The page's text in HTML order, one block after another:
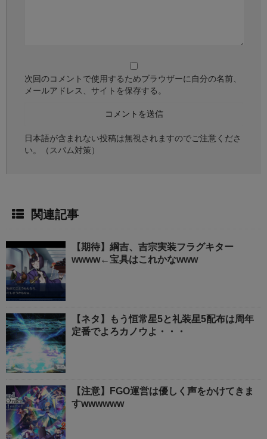
次回のコメントで使用するためブラウザーに自分の名前、
メールアドレス、サイトを保存する。
日本語が含まれない投稿は無視されますのでご注意くださ
い。（スパム対策）
関連記事
【期待】綱吉、吉宗実装フラグキター
wwww←宝具はこれかなwww
【ネタ】もう恒常星5と礼装星5配布は周年
定番でよろカノウよ・・・
【注意】FGO運営は優しく声をかけてきま
すwwwwww